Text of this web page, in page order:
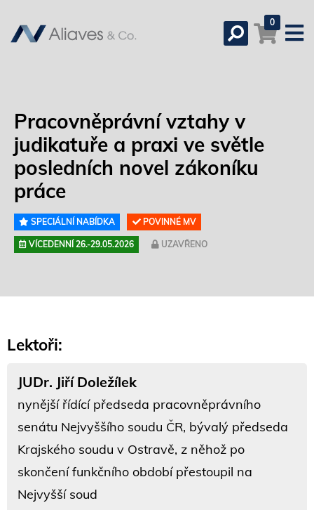
0
Pracovněprávní vztahy v
judikatuře a praxi ve světle
posledních novel zákoníku
práce
SPECIÁLNÍ NABÍDKA POVINNÉ MV
VÍCEDENNÍ 26.-29.05.2026 UZAVŘENO
Lektoři:
JUDr. Jiří Doležílek
nynější řídící předseda pracovněprávního
senátu Nejvyššího soudu ČR, bývalý předseda
Krajského soudu v Ostravě, z něhož po
skončení funkčního období přestoupil na
Nejvyšší soud